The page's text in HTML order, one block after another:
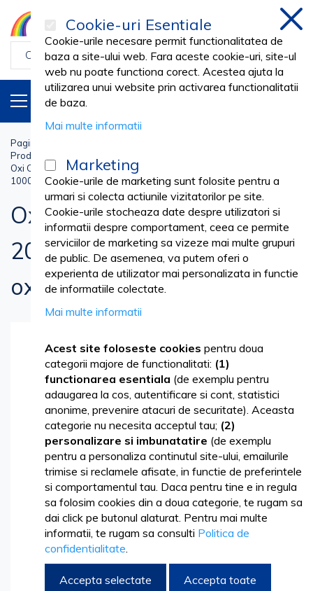
PRODUSE
Pagina principala
Produse profesionale Salon
Oxi Creme, crema oxidanta 20 vol. MAXIMA (6% apa oxigenata),
1000ml
Oxi Creme, crema oxidanta
20 vol. MAXIMA (6% apa
oxigenata), 1000ml
Skip
the
end
the
images
gallery
Cookie-uri Esentiale
Cookie-urile necesare permit functionalitatea de
baza a site-ului web. Fara aceste cookie-uri, site-ul
web nu poate functiona corect. Acestea ajuta la
utilizarea unui website prin activarea functionalitatii
de baza.
Mai multe informatii
Marketing
Cookie-urile de marketing sunt folosite pentru a
urmari si colecta actiunile vizitatorilor pe site.
Cookie-urile stocheaza date despre utilizatori si
informatii despre comportament, ceea ce permite
serviciilor de marketing sa vizeze mai multe grupuri
de public. De asemenea, va putem oferi o
experienta de utilizator mai personalizata in functie
de informatiile colectate.
Mai multe informatii
Acest site foloseste cookies pentru doua
categorii majore de functionalitati: (1)
functionarea esentiala (de exemplu pentru
adaugarea la cos, autentificare si cont, statistici
anonime, prevenire atacuri de securitate). Aceasta
categorie nu necesita acceptul tau; (2)
personalizare si imbunatatire (de exemplu
pentru a personaliza continutul site-ului, emailurile
trimise si reclamele afisate, in functie de preferintele
si comportamentul tau. Daca pentru tine e in regula
sa folosim cookies din a doua categorie, te rugam sa
dai click pe butonul alaturat. Pentru mai multe
informatii, te rugam sa consulti Politica de
confidentialitate.
Accepta selectate Accepta toate